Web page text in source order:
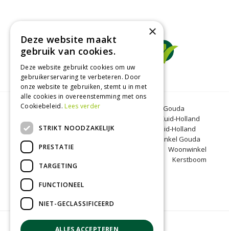
Tuincentrum Gouda
Tuinmeubelen Gouda
Graszoden Zuid-Holland
Kinderboerderij Gouda
Tuincentrum Zuid-Holland
Oranjeband zaden
Dierenwinkel Gouda
BBQ Gouda
Tuinmeubelen Zuid-Holland
Woonwinkel
Zuid-Holland
Kerstboom
Bergambacht
© Groenrijk Bergambacht
×
Deze website maakt
gebruik van cookies.
Deze website gebruikt cookies om uw
gebruikerservaring te verbeteren. Door
onze website te gebruiken, stemt u in met
alle cookies in overeenstemming met ons
Cookiebeleid.Lees verder
STRIKT NOODZAKELIJK
PRESTATIE
TARGETING
FUNCTIONEEL
NIET-GECLASSIFICEERD
ALLES ACCEPTEREN